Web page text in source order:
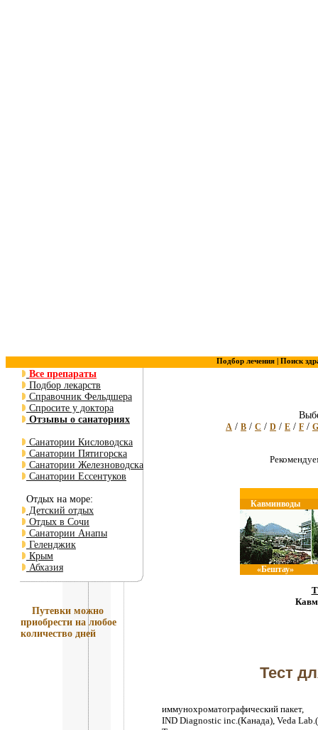
Подбор лечения | Поиск
Все препараты
Подбор лекарств
Справочник Фельдшера
Спросите у доктора
Отзывы о санаториях
Санатории Кисловодска
Санатории Пятигорска
Санатории Железноводска
Санатории Ессентуков
Отдых на море:
Детский отдых
Отдых в Сочи
Санатории Анапы
Геленджик
Крым
Абхазия
Путевки можно
приобрести на любое
количество дней
A / B / C / D / E / F / G
Кавминводы
«Бештау»
Тест
иммунохроматографический пакет,
IND Diagnostic inc.(Канада), Veda